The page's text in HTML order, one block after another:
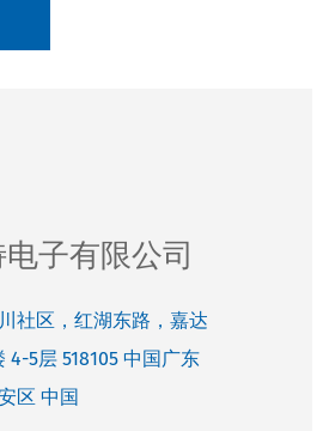
子有限公司
社区，红湖东路，嘉达
4-5层 518105 中国广东
区 中国